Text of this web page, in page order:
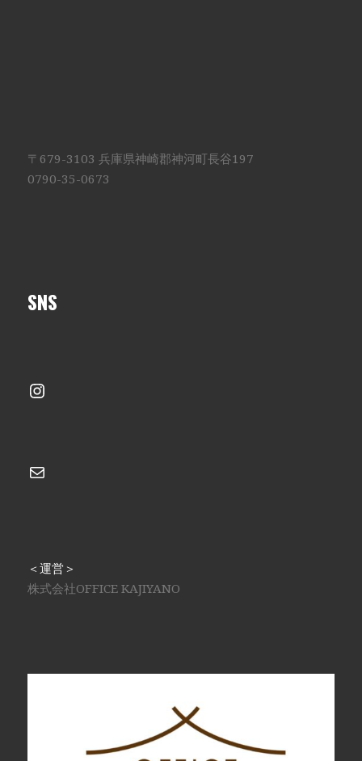
〒679-3103 兵庫県神崎郡神河町長谷197
0790-35-0673
SNS
Instagram
メール
＜運営＞
株式会社OFFICE KAJIYANO